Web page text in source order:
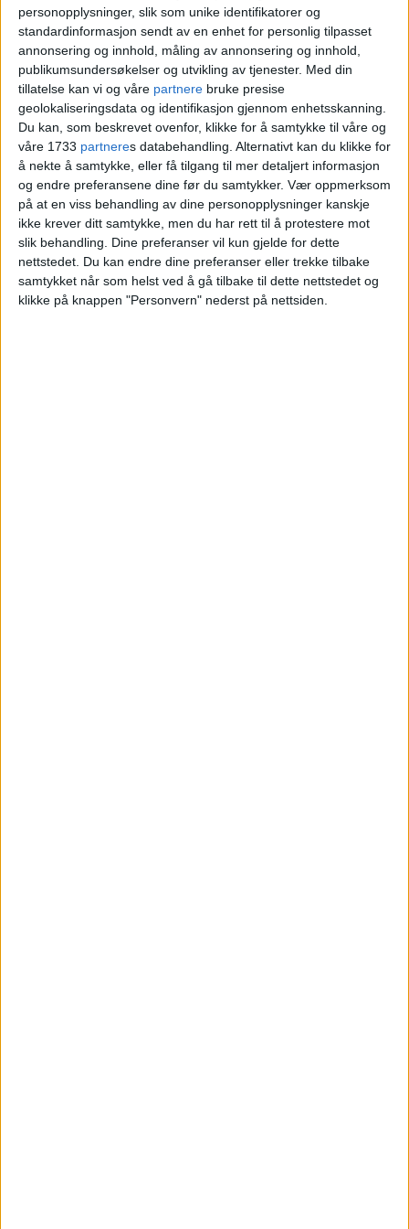
personopplysninger, slik som unike identifikatorer og
standardinformasjon sendt av en enhet for personlig tilpasset
annonsering og innhold, måling av annonsering og innhold,
publikumsundersøkelser og utvikling av tjenester. Med din
tillatelse kan vi og våre partnere bruke presise
geolokaliseringsdata og identifikasjon gjennom enhetsskanning.
Du kan, som beskrevet ovenfor, klikke for å samtykke til våre og
våre 1733 partneres databehandling. Alternativt kan du klikke for
å nekte å samtykke, eller få tilgang til mer detaljert informasjon
og endre preferansene dine før du samtykker. Vær oppmerksom
på at en viss behandling av dine personopplysninger kanskje
ikke krever ditt samtykke, men du har rett til å protestere mot
slik behandling. Dine preferanser vil kun gjelde for dette
nettstedet. Du kan endre dine preferanser eller trekke tilbake
samtykket når som helst ved å gå tilbake til dette nettstedet og
klikke på knappen "Personvern" nederst på nettsiden.
Riverside Ungdomshus ligger på Grønland,
med Akerselva på den ene siden og
Olafiagangen på den andre. Ungdomshusets
formål og visjon er å bidra til
selvstendiggjøring av ungdom. Stedet er
for ungdom som er mellom 15 og 23 år.